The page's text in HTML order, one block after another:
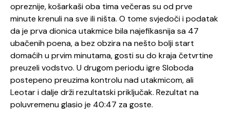
opreznije, košarkaši oba tima večeras su od prve
minute krenuli na sve ili ništa. O tome svjedoči i podatak
da je prva dionica utakmice bila najefikasnija sa 47
ubačenih poena, a bez obzira na nešto bolji start
domaćih u prvim minutama, gosti su do kraja četvrtine
preuzeli vodstvo. U drugom periodu igre Sloboda
postepeno preuzima kontrolu nad utakmicom, ali
Leotar i dalje drži rezultatski priključak. Rezultat na
poluvremenu glasio je 40:47 za goste.